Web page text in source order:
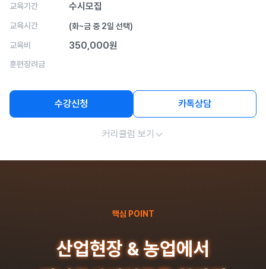
교육기간 수시모집
교육시간
(화~금 중 2일 선택)
교육비
350,000원
훈련장려금
수강신청 카톡상담
커리큘럼 보기
핵심 POINT
산업현장 & 농업에서